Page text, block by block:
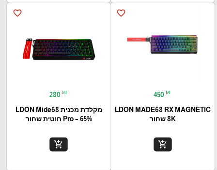
favorite_border
450 ₪
LDON MADE68 RX MAGNETIC
8K שחור
add_shopping_cart
favorite_border
280 ₪
מקלדת מכנית LDON Mide68
Pro – 65% חוטית שחור
add_shopping_cart